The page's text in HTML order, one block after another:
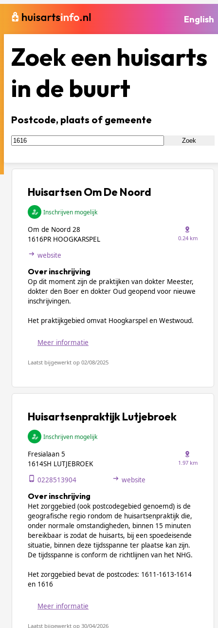
English
Zoek een huisarts
in de buurt
Postcode, plaats of gemeente
Zoek
Huisartsen Om De Noord
Inschrijven mogelijk
Om de Noord 28
1616PR HOOGKARSPEL
0.24 km
website
Over inschrijving
Op dit moment zijn de praktijken van dokter Meester,
dokter den Boer en dokter Oud geopend voor nieuwe
inschrijvingen.
Het praktijkgebied omvat Hoogkarspel en Westwoud.
Meer informatie
Laatst bijgewerkt op 02/08/2025
Huisartsenpraktijk Lutjebroek
Inschrijven mogelijk
Fresialaan 5
1614SH LUTJEBROEK
1.97 km
0228513904 website
Over inschrijving
Het zorggebied (ook postcodegebied genoemd) is de
geografische regio rondom de huisartsenpraktijk die,
onder normale omstandigheden, binnen 15 minuten
bereikbaar is zodat de huisarts, bij een spoedeisende
situatie, binnen deze tijdsspanne ter plaatse kan zijn.
De tijdsspanne is conform de richtlijnen van het NHG.
Het zorggebied bevat de postcodes: 1611-1613-1614
en 1616
Meer informatie
Laatst bijgewerkt op 30/04/2026